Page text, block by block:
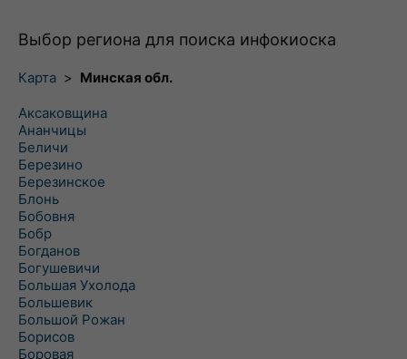
Выбор региона для поиска инфокиоска
Карта > Минская обл.
Аксаковщина
Ананчицы
Беличи
Березино
Березинское
Блонь
Бобовня
Бобр
Богданов
Богушевичи
Большая Ухолода
Большевик
Большой Рожан
Борисов
Боровая